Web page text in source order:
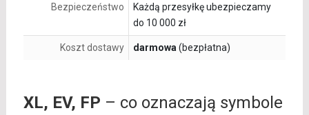
Bezpieczeństwo
Każdą przesyłkę ubezpieczamy
do 10 000 zł
Koszt dostawy darmowa (bezpłatna)
XL, EV, FP – co oznaczają symbole